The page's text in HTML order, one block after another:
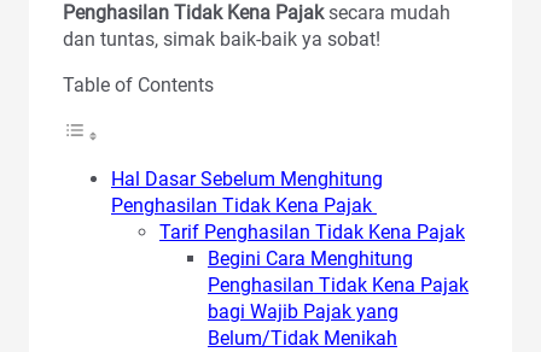
Penghasilan Tidak Kena Pajaksecara mudah
dan tuntas, simak baik-baik ya sobat!
Table of Contents
Hal Dasar Sebelum Menghitung
Penghasilan Tidak Kena Pajak
Tarif Penghasilan Tidak Kena Pajak
Begini Cara Menghitung
Penghasilan Tidak Kena Pajak
bagi Wajib Pajak yang
Belum/Tidak Menikah